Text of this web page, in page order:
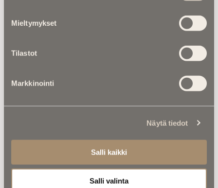
Mieltymykset
Tilastot
Markkinointi
Näytä tiedot
Salli kaikki
Salli valinta
Pieni kirkko siirrettiin pois omasta